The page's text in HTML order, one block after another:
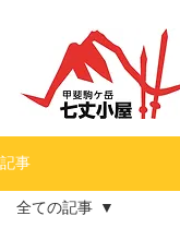
記事
全ての記事